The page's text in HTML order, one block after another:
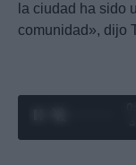
la ciudad ha sido
comunidad», dijo